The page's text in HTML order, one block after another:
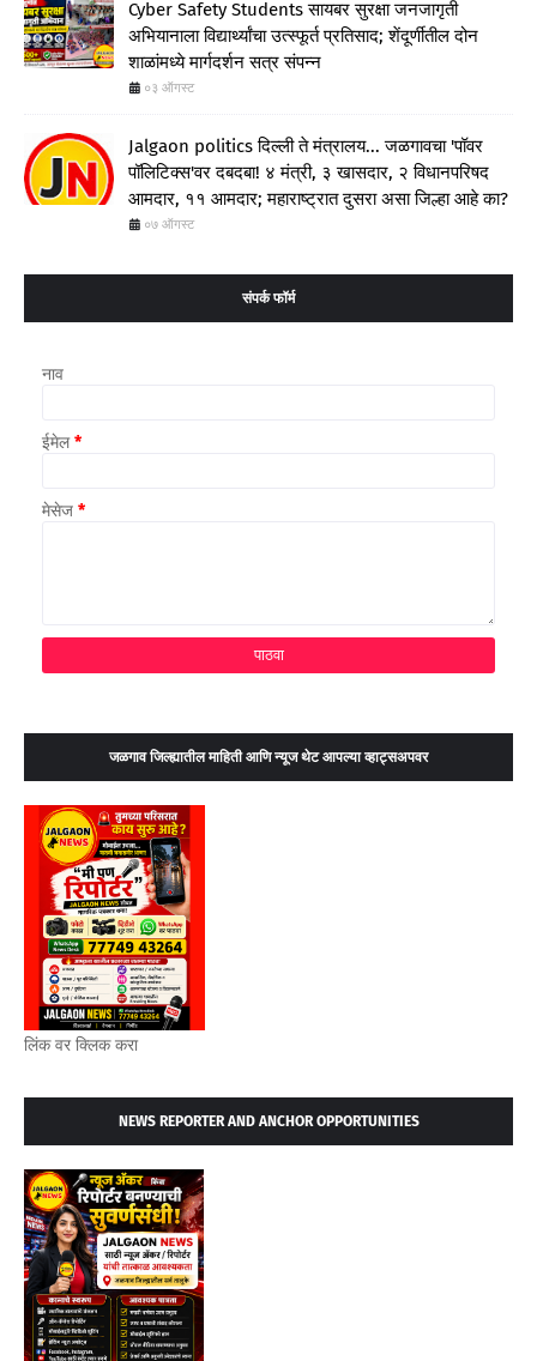
Cyber Safety Students सायबर सुरक्षा जनजागृती
अभियानाला विद्यार्थ्यांचा उत्स्फूर्त प्रतिसाद; शेंदूर्णीतील दोन
शाळांमध्ये मार्गदर्शन सत्र संपन्न
०३ ऑगस्ट
Jalgaon politics दिल्ली ते मंत्रालय... जळगावचा 'पॉवर
पॉलिटिक्स'वर दबदबा! ४ मंत्री, ३ खासदार, २ विधानपरिषद
आमदार, ११ आमदार; महाराष्ट्रात दुसरा असा जिल्हा आहे का?
०७ ऑगस्ट
संपर्क फॉर्म
नाव
ईमेल*
मेसेज *
जळगाव जिल्ह्यातील माहिती आणि न्यूज थेट आपल्या व्हाट्सअपवर
लिंक वर क्लिक करा
NEWS REPORTER AND ANCHOR OPPORTUNITIES